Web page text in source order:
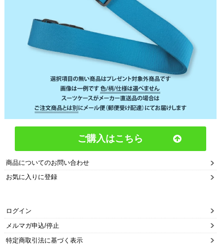
ご購入はこちら
商品についてのお問い合わせ
お気に入りに登録
ログイン
メルマガ申込/停止
特定商取引法に基づく表示